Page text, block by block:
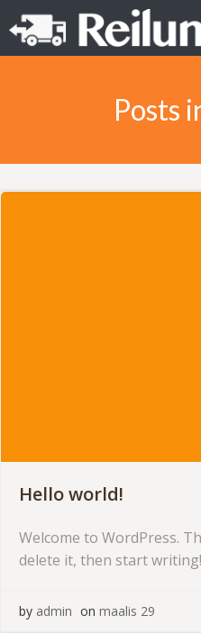
Posts
Hello world!
Welcome to WordPress.
delete it, then start writing!
by admin on maalis 29